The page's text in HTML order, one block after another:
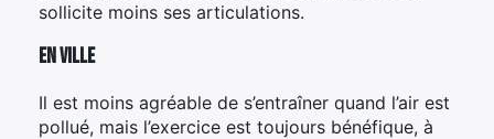
sollicite moins ses articulations.
En ville
Il est moins agréable de s’entraîner quand l’air est
pollué, mais l’exercice est toujours bénéfique, à